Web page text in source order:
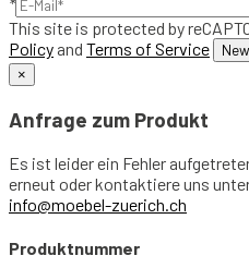
*
This site is protected by
Policy and Terms of Service
×
Anfrage zum Produkt
Es ist leider ein Fehler
erneut oder kontaktiere uns
info@moebel-zuerich.ch
Produktnummer